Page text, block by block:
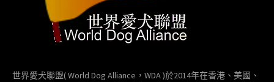
世界愛犬聯盟( World Dog Alliance，WDA )於2014年在香港、美國、